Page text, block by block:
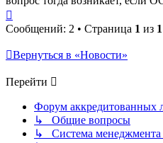
к
началу
Сообщений: 2 • Страница 1 из 1
Вернуться в «Новости»
Перейти
Форум аккредитованных
↳ Общие вопросы
↳ Система менеджмента